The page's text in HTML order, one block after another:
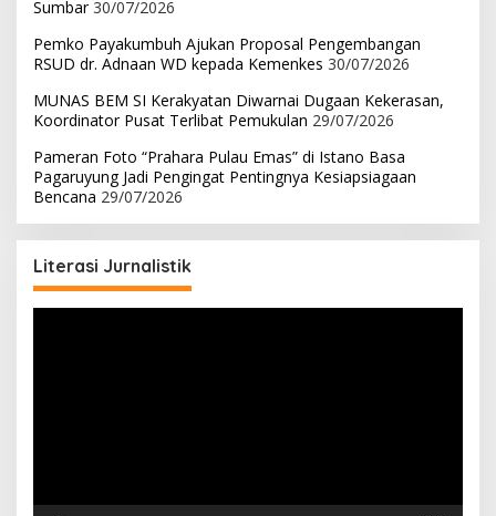
Sumbar 30/07/2026
Pemko Payakumbuh Ajukan Proposal Pengembangan
RSUD dr. Adnaan WD kepada Kemenkes 30/07/2026
MUNAS BEM SI Kerakyatan Diwarnai Dugaan Kekerasan,
Koordinator Pusat Terlibat Pemukulan 29/07/2026
Pameran Foto “Prahara Pulau Emas” di Istano Basa
Pagaruyung Jadi Pengingat Pentingnya Kesiapsiagaan
Bencana 29/07/2026
Literasi Jurnalistik